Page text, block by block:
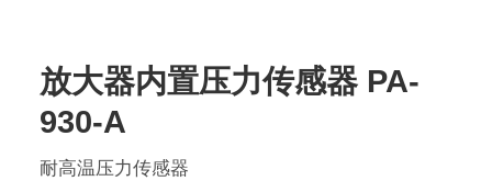
放大器内置压力传感器 PA-
930-A
耐高温压力传感器